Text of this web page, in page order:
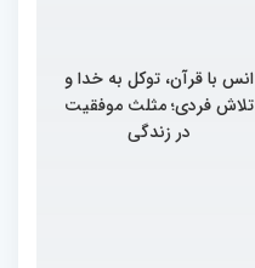
انس با قرآن، توکل به خدا و
تلاش فردی؛ مثلث موفقیت
در زندگی